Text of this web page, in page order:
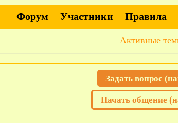
Форум Участники Правила
Активные
Задать вопрос
Начать общение